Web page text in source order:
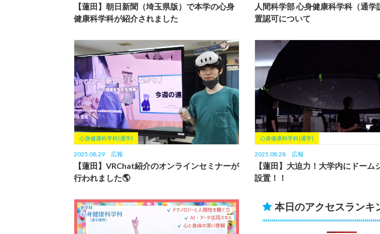
【蓮田】朝日新聞（埼玉県版）で本学の心身
健康科学科が紹介されました
人間科学部 心身健康科学科（通学
置認可について
心身健康科学科(通学)
2025.08.29 広報
【蓮田】VRChat紹介のオンラインセミナーが
行われました🌎
心身健康科学科(通学)
2025.08.28 広報
【蓮田】大迫力！大学内にドーム
設置！！
本日のアクセスランキ